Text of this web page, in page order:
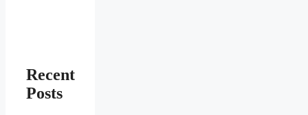
Recent
Posts